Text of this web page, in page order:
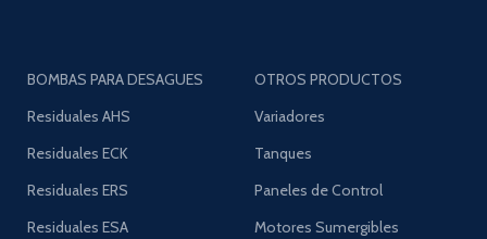
BOMBAS PARA DESAGUES
Residuales AHS
Residuales ECK
Residuales ERS
Residuales ESA
OTROS PRODUCTOS
Variadores
Tanques
Paneles de Control
Motores Sumergibles